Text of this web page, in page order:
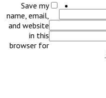
Save my
name, email,
and website
in this
browser for